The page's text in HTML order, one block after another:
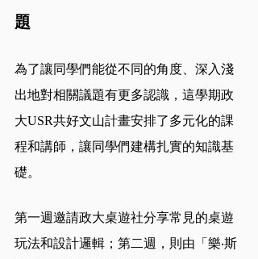
題
為了讓同學們能從不同的角度、深入淺
出地對相關議題有更多認識，這學期政
大USR共好文山計畫安排了多元化的課
程和講師，讓同學們建構扎實的知識基
礎。
第一週邀請政大桌遊社分享常見的桌遊
玩法和設計邏輯；第二週，則由「樂‧斯